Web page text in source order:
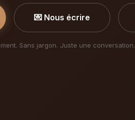
💌 Nous écrire
Sans jargon. Juste une conversation.